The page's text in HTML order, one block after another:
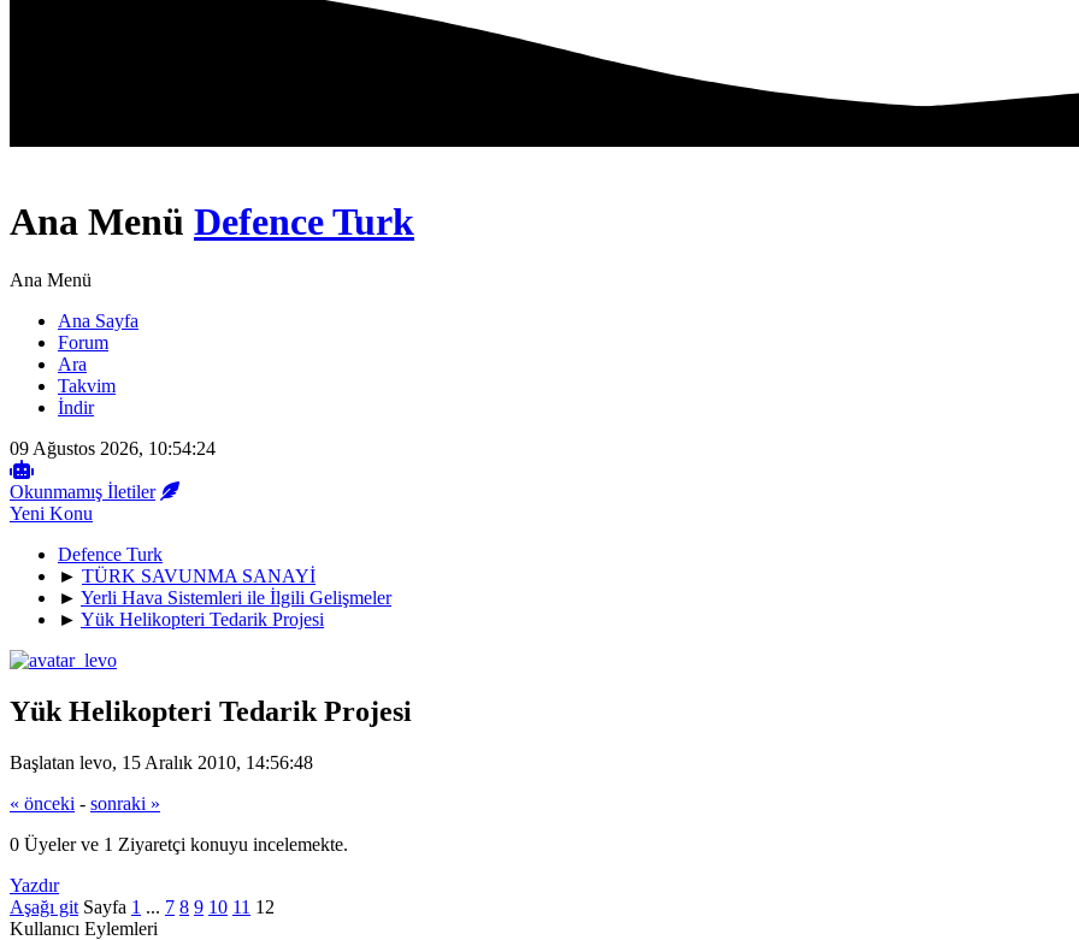
Ana Menü Defence Turk
Ana Menü
Ana Sayfa
Forum
Ara
Takvim
İndir
09 Ağustos 2026, 10:54:24
Okunmamış İletiler
Yeni Konu
Defence Turk
► TÜRK SAVUNMA SANAYİ
► Yerli Hava Sistemleri ile İlgili Gelişmeler
► Yük Helikopteri Tedarik Projesi
Yük Helikopteri Tedarik Projesi
Başlatan levo, 15 Aralık 2010, 14:56:48
« önceki - sonraki »
0 Üyeler ve 1 Ziyaretçi konuyu incelemekte.
Yazdır
Aşağı git Sayfa 1 ... 7 8 9 10 11 12
Kullanıcı Eylemleri